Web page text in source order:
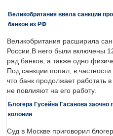
Великобритания ввела санкции
банков из РФ
Великобритания расширила
России.В него были включены
ряд банков, а также одно
Под санкции попал, в
что банк продолжает работать
не повлияют на его работу.
Блогера Гусейна Гасанова заочно
колонии
Суд в Москве приговорил